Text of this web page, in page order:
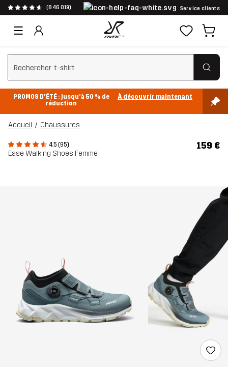
(846 019) Service clients
Effacer la recherche
PROMOS D'ÉTÉ : jusqu’à 50 % de
réduction
À découvrir maintenant
Accueil Chaussures
4.5 (95)
Ease Walking Shoes Femme
159 €